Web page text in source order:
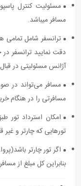
مسئولیت کنترل
مسافر میباشد.
ترانسفر شامل تمامی
دقت نمایید ترانسفر
آژانس مسئولیتی در
مسافر می‌تواند در
مسافرتی را در هنگام
امکان استرداد تور
تورهایی که چارتر و غیر
اگر تور چارتر
بنابراین کل مبلغ از